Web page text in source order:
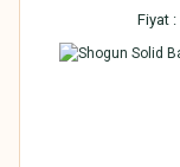
Fiyat :